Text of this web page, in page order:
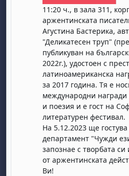
11:20 ч., в зала 311,
аржентинската
Агустина Бастерика,
"Деликатесен труп"
публикуван на
2022г.), удостоен с
латиноамериканска
за 2017 година. Тя е
международни награди
и поезия и е гост на
литературен фестивал.
На 5.12.2023 ще
департамент "Чужди
запознае с творбата
от аржентинската
Ви!
samedi 1 août
dimanche 2 août